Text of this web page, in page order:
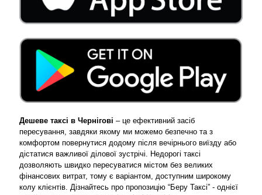
Дешеве таксі в Чернігові – це ефективний засіб
пересування, завдяки якому ми можемо безпечно та з
комфортом повернутися додому після вечірнього виїзду або
дістатися важливої ​​ділової зустрічі. Недорогі таксі
дозволяють швидко пересуватися містом без великих
фінансових витрат, тому є варіантом, доступним широкому
колу клієнтів. Дізнайтесь про пропозицію “Беру Таксі” - однієї